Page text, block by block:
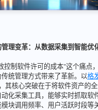
理变革：从数据采集到智能优
控制软件许可的成本"这个痛点
统管理方式带来了革新。以格
其核心突破在于将软件资产的
化采集工具，能够实时抓取软
块调用频率、用户活跃时段等